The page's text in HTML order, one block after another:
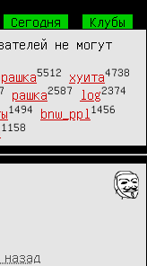
Сегодня
Клубы
не могут
5512 хуита4738
рашка2587 log2374
1494 bnw_ppl 1456
1158